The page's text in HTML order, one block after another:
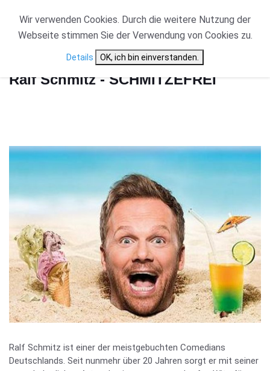
Ralf Schmitz - SCHMITZEFREI
Ralf Schmitz - SCHMITZEFREI
Ralf Schmitz ist einer der meistgebuchten Comedians
Deutschlands. Seit nunmehr über 20 Jahren sorgt er mit seiner
Wir verwenden Cookies. Durch die weitere Nutzung der
Webseite stimmen Sie der Verwendung von Cookies zu.
Details OK, ich bin einverstanden.